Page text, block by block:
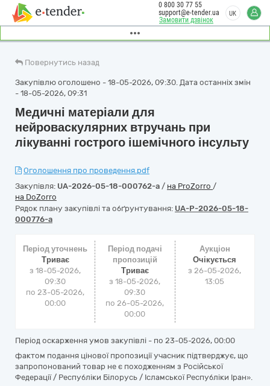
Замовити дзвінок
0 800 30 77 55
support@e-tender.ua
UK
Повернутись назад
Закупівлю оголошено - 18-05-2026, 09:30. Дата останніх змін
- 18-05-2026, 09:31
Медичні матеріали для
нейроваскулярних втручань при
лікуванні гострого ішемічного інсульту
Оголошення про проведення.pdf
Закупівля: UA-2026-05-18-000762-a / на ProZorro /
на DoZorro
Рядок плану закупівлі та обґрунтування: UA-P-2026-05-18-
000776-a
Період уточнень
Триває
з 18-05-2026,
09:30
по 23-05-2026,
00:00
Період подачі
пропозицій
Триває
з 18-05-2026,
09:30
по 26-05-2026,
00:00
Аукціон
Очікується
з26-05-2026,
13:05
Період оскарження умов закупівлі - по 23-05-2026, 00:00
фактом подання цінової пропозиції учасник підтверджує, що
запропонований товар не є походженням з Російської
Федерації / Республіки Білорусь / Ісламської Республіки Іран».